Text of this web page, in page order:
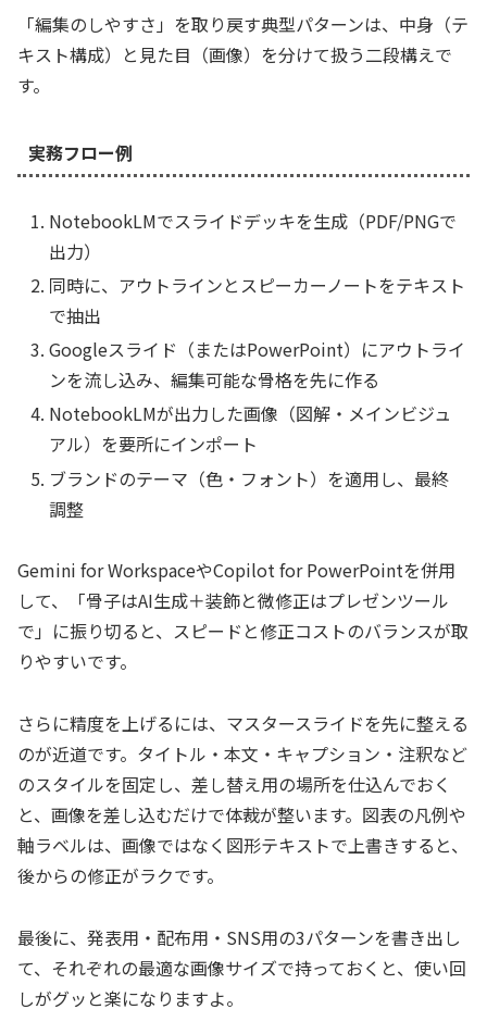
「編集のしやすさ」を取り戻す典型パターンは、中身（テ
キスト構成）と見た目（画像）を分けて扱う二段構えで
す。
実務フロー例
NotebookLMでスライドデッキを生成（PDF/PNGで
出力）
同時に、アウトラインとスピーカーノートをテキスト
で抽出
Googleスライド（またはPowerPoint）にアウトライ
ンを流し込み、編集可能な骨格を先に作る
NotebookLMが出力した画像（図解・メインビジュ
アル）を要所にインポート
ブランドのテーマ（色・フォント）を適用し、最終
調整
Gemini for WorkspaceやCopilot for PowerPointを併用
して、「骨子はAI生成＋装飾と微修正はプレゼンツール
で」に振り切ると、スピードと修正コストのバランスが取
りやすいです。
さらに精度を上げるには、マスタースライドを先に整える
のが近道です。タイトル・本文・キャプション・注釈など
のスタイルを固定し、差し替え用の場所を仕込んでおく
と、画像を差し込むだけで体裁が整います。図表の凡例や
軸ラベルは、画像ではなく図形テキストで上書きすると、
後からの修正がラクです。
最後に、発表用・配布用・SNS用の3パターンを書き出し
て、それぞれの最適な画像サイズで持っておくと、使い回
しがグッと楽になりますよ。